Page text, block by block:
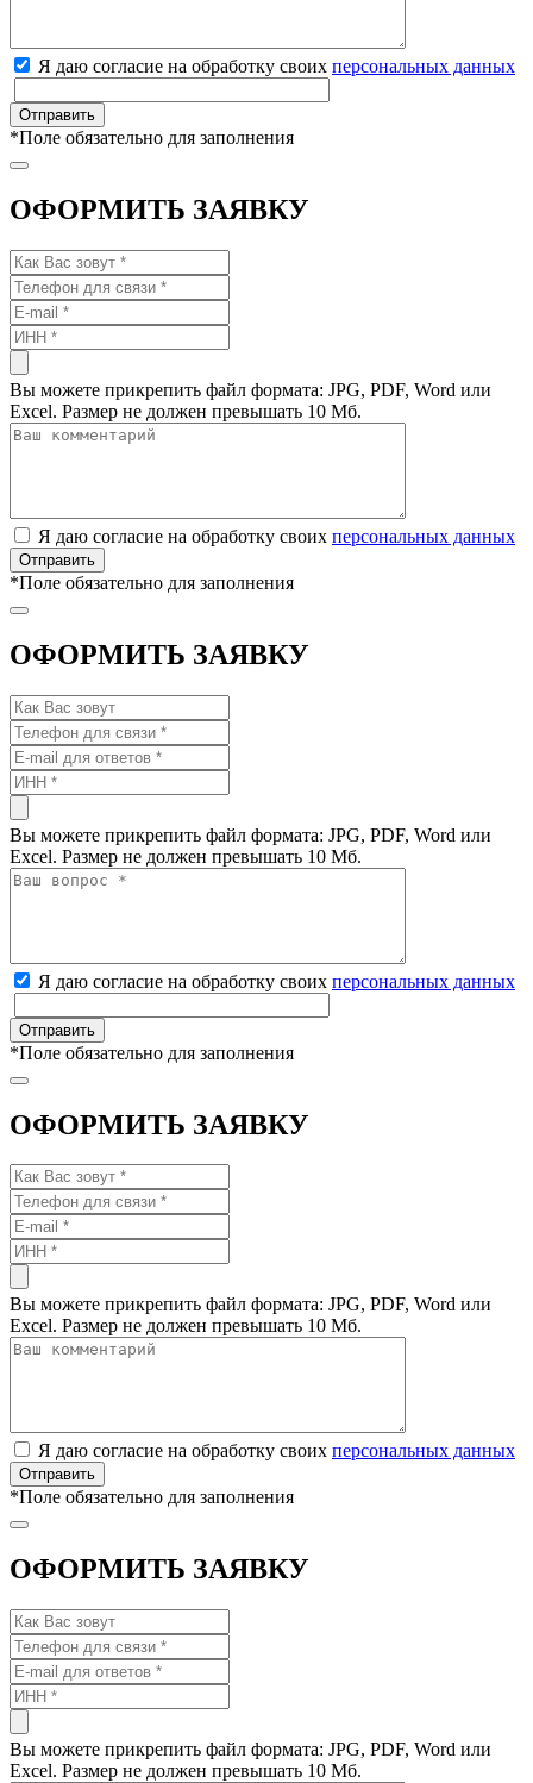
Я даю согласие на обработку своих персональных данных
*Поле обязательно для заполнения
ОФОРМИТЬ ЗАЯВКУ
Вы можете прикрепить файл формата: JPG, PDF, Word или
Excel. Размер не должен превышать 10 Мб.
Я даю согласие на обработку своих персональных данных
*Поле обязательно для заполнения
ОФОРМИТЬ ЗАЯВКУ
Вы можете прикрепить файл формата: JPG, PDF, Word или
Excel. Размер не должен превышать 10 Мб.
Я даю согласие на обработку своих персональных данных
*Поле обязательно для заполнения
ОФОРМИТЬ ЗАЯВКУ
Вы можете прикрепить файл формата: JPG, PDF, Word или
Excel. Размер не должен превышать 10 Мб.
Я даю согласие на обработку своих персональных данных
*Поле обязательно для заполнения
ОФОРМИТЬ ЗАЯВКУ
Вы можете прикрепить файл формата: JPG, PDF, Word или
Excel. Размер не должен превышать 10 Мб.